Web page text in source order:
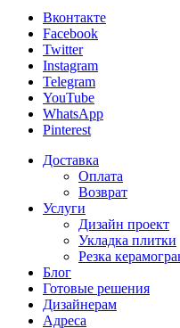
Вконтакте
Facebook
Twitter
Instagram
Telegram
YouTube
WhatsApp
Pinterest
Доставка
Оплата
Возврат
Услуги
Дизайн проект
Укладка плитки
Резка
Блог
Готовые решения
Дизайнерам
Адреса